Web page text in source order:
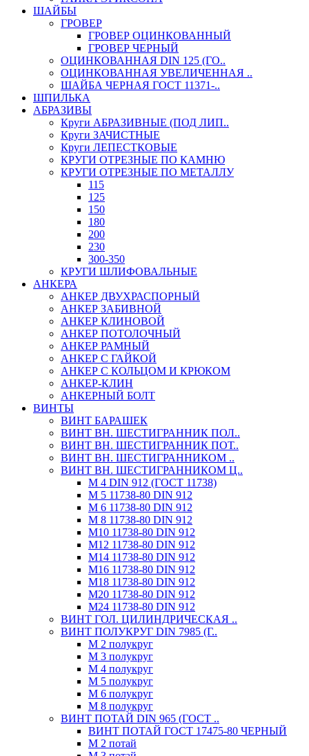
ШАЙБЫ
ГРОВЕР
ГРОВЕР ОЦИНКОВАННЫЙ
ГРОВЕР ЧЕРНЫЙ
ОЦИНКОВАННАЯ DIN 125 (ГО..
ОЦИНКОВАННАЯ УВЕЛИЧЕННАЯ ..
ШАЙБА ЧЕРНАЯ ГОСТ 11371-..
ШПИЛЬКА
АБРАЗИВЫ
Круги АБРАЗИВНЫЕ (ПОД ЛИП..
Круги ЗАЧИСТНЫЕ
Круги ЛЕПЕСТКОВЫЕ
КРУГИ ОТРЕЗНЫЕ ПО КАМНЮ
КРУГИ ОТРЕЗНЫЕ ПО МЕТАЛЛУ
115
125
150
180
200
230
300-350
КРУГИ ШЛИФОВАЛЬНЫЕ
АНКЕРА
АНКЕР ДВУХРАСПОРНЫЙ
АНКЕР ЗАБИВНОЙ
АНКЕР КЛИНОВОЙ
АНКЕР ПОТОЛОЧНЫЙ
АНКЕР РАМНЫЙ
АНКЕР С ГАЙКОЙ
АНКЕР С КОЛЬЦОМ И КРЮКОМ
АНКЕР-КЛИН
АНКЕРНЫЙ БОЛТ
ВИНТЫ
ВИНТ БАРАШЕК
ВИНТ ВН. ШЕСТИГРАННИК ПОЛ..
ВИНТ ВН. ШЕСТИГРАННИК ПОТ..
ВИНТ ВН. ШЕСТИГРАННИКОМ ..
ВИНТ ВН. ШЕСТИГРАННИКОМ Ц..
М 4 DIN 912 (ГОСТ 11738)
М 5 11738-80 DIN 912
М 6 11738-80 DIN 912
М 8 11738-80 DIN 912
М10 11738-80 DIN 912
М12 11738-80 DIN 912
М14 11738-80 DIN 912
М16 11738-80 DIN 912
М18 11738-80 DIN 912
М20 11738-80 DIN 912
М24 11738-80 DIN 912
ВИНТ ГОЛ. ЦИЛИНДРИЧЕСКАЯ ..
ВИНТ ПОЛУКРУГ DIN 7985 (Г..
М 2 полукруг
М 3 полукруг
М 4 полукруг
М 5 полукруг
М 6 полукруг
М 8 полукруг
ВИНТ ПОТАЙ DIN 965 (ГОСТ ..
ВИНТ ПОТАЙ ГОСТ 17475-80 ЧЕРНЫЙ
М 2 потай